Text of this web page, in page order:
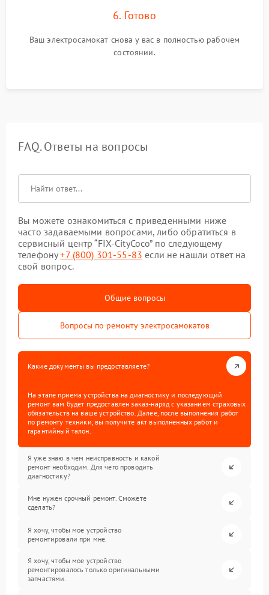
6. Готово
Ваш электросамокат снова у вас в полностью рабочем
состоянии.
FAQ. Ответы на вопросы
Вы можете ознакомиться с приведенными ниже
часто задаваемыми вопросами, либо обратиться в
сервисный центр “FIX-CityCoco” по следующему
телефону+7 (800) 301-55-83 если не нашли ответ на
свой вопрос.
Общие вопросы
Вопросы по ремонту электросамокатов
Какие документы вы предоставляете?
На этапе приема устройства на диагностику и последующий
ремонт вам будет предоставлен заказ-наряд с указанием страховых
обязательств на ваше устройство. Далее, после выполнения работ
по ремонту техники, вы получите акт выполненных работ и
гарантийный талон.
Я уже знаю в чем неисправность и какой
ремонт необходим. Для чего проводить
диагностику?
Мне нужен срочный ремонт. Сможете
сделать?
Я хочу, чтобы мое устройство
ремонтировали при мне.
Я хочу, чтобы мое устройство
ремонтировалось только оригинальными
запчастями.